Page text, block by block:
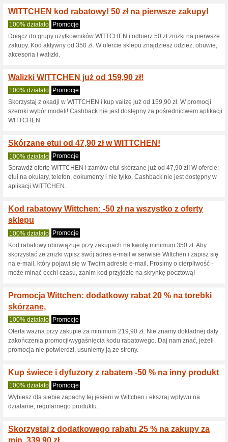
Aktualne rabaty i
Dodatkove 5 %
100% działało
Aby otrzymać 5 % zniżki na
rabatowy w koszyku.
Kod rabatowy - 5 %
Wittchen.com
100% działało Kupon
W sklepie Wittchen.com
zrobisz zakupy za minimum
Skorzystaj z promocji, by
Walizki w cenie w